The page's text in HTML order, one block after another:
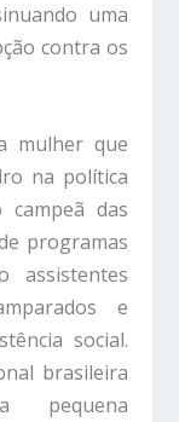
uma
contra os
mulher que
na política
das
programas
assistentes
e
social.
brasileira
pequena